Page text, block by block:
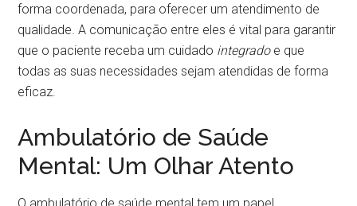
forma coordenada, para oferecer um atendimento de
qualidade. A comunicação entre eles é vital para garantir
que o paciente receba um cuidado integradoe que
todas as suas necessidades sejam atendidas de forma
eficaz.
Ambulatório de Saúde
Mental: Um Olhar Atento
O ambulatório de saúde mental tem um papel